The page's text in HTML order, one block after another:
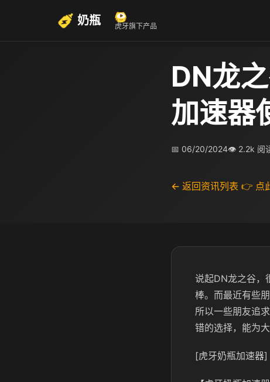
奶瓶 虎牙旗下产品
DN龙
加速器
📅 06/20/2024👁 2.2k 阅
← 返回资讯列表 👉 点
说起DN龙之谷，
棒。而最近有些
所以一些朋友追
错的选择，能为
[虎牙奶瓶加速器]